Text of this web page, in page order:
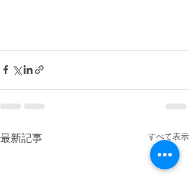
最新記事 すべて表示